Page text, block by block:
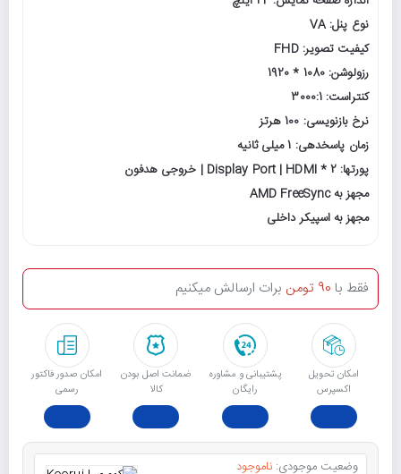
نوع پنل: VA
کیفیت تصویر: FHD
رزولوشن: 1080 * 1920
کنتراست: 3000:1
نرخ بازنویسی: 100 هرتز
زمان پاسخدهی: 1 میلی ثانیه
پورتها: Display Port | HDMI * 2 | خروجی هدفون
مجهز به AMD FreeSync
مجهز به اسپیکر داخلی
امکان تحویل
اکسپرس
پشتیبانی و مشاوره
رایگان
ﺿﻤﺎﻧﺖ اﺻﻞ ﺑﻮدن
ﮐﺎﻟﺎ
امکان صدور فاکتور
رسمی
فقط با 90 تومن برات ارسالش میکنیم
وضعیت موجودی: ناموجود